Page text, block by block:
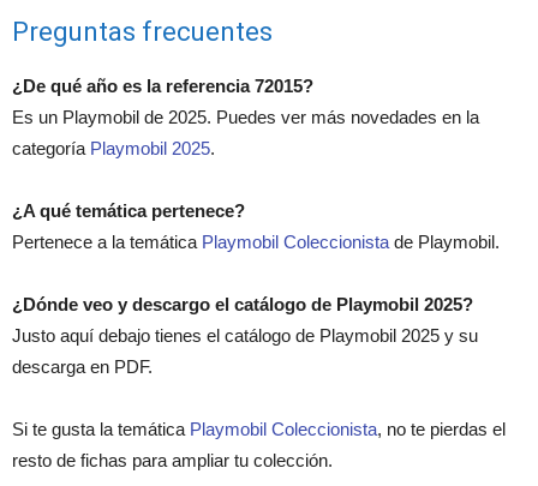
Preguntas frecuentes
¿De qué año es la referencia 72015?
Es un Playmobil de 2025. Puedes ver más novedades en la
categoría Playmobil 2025.
¿A qué temática pertenece?
Pertenece a la temática Playmobil Coleccionista de Playmobil.
¿Dónde veo y descargo el catálogo de Playmobil 2025?
Justo aquí debajo tienes el catálogo de Playmobil 2025 y su
descarga en PDF.
Si te gusta la temática Playmobil Coleccionista, no te pierdas el
resto de fichas para ampliar tu colección.